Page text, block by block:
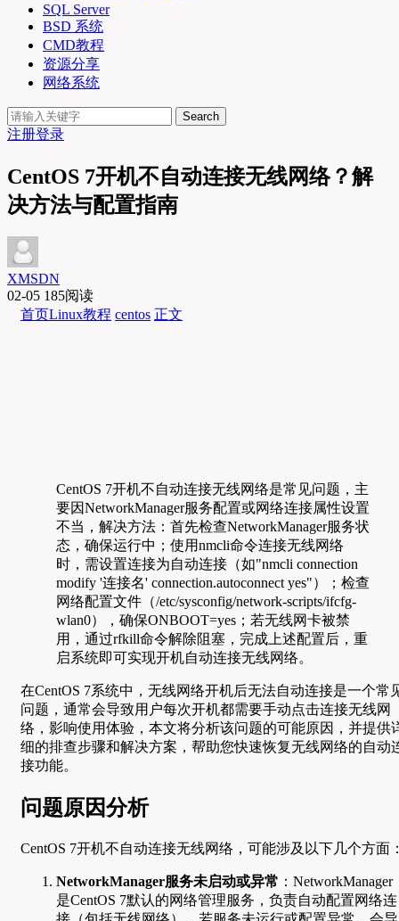
SQL Server
BSD 系统
CMD教程
资源分享
网络系统
Search
注册登录
CentOS 7开机不自动连接无线网络？解
决方法与配置指南
XMSDN
02-05 185阅读
首页Linux教程 centos 正文
CentOS 7开机不自动连接无线网络是常见问题，主
要因NetworkManager服务配置或网络连接属性设置
不当，解决方法：首先检查NetworkManager服务状
态，确保运行中；使用nmcli命令连接无线网络
时，需设置连接为自动连接（如"nmcli connection
modify '连接名' connection.autoconnect yes"）；检查
网络配置文件（/etc/sysconfig/network-scripts/ifcfg-
wlan0），确保ONBOOT=yes；若无线网卡被禁
用，通过rfkill命令解除阻塞，完成上述配置后，重
启系统即可实现开机自动连接无线网络。
在CentOS 7系统中，无线网络开机后无法自动连接是一个常
问题，通常会导致用户每次开机都需要手动点击连接无线网
络，影响使用体验，本文将分析该问题的可能原因，并提供
细的排查步骤和解决方案，帮助您快速恢复无线网络的自动
接功能。
问题原因分析
CentOS 7开机不自动连接无线网络，可能涉及以下几个方面
NetworkManager服务未启动或异常 ：NetworkManager
是CentOS 7默认的网络管理服务，负责自动配置网络连